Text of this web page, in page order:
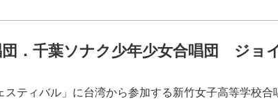
団．千葉ソナク少年少女合唱団 ジョ
ティバル」に台湾から参加する新竹女子高等学校